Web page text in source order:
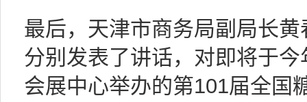
最后，天津市商务局副局长
分别发表了讲话，对即将于
会展中心举办的第101届全国